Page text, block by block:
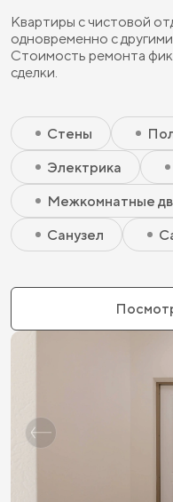
Квартиры с чистовой
одновременно с
Стоимость ремонта
сделки.
Скрытый элемент 2 -
Скрытый элемент 1 -
Стены
Электрика
Межкомнатные
Санузел